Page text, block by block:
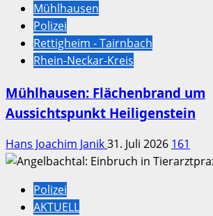
Mühlhausen
Polizei
Rettigheim - Tairnbach
Rhein-Neckar-Kreis
Mühlhausen: Flächenbrand um
Aussichtspunkt Heiligenstein
Hans Joachim Janik31. Juli 2026 161
Polizei
AKTUELL